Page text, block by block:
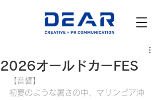
2026オールドカーFES
【音響】
初夏のような暑さの中、マリンピア沖